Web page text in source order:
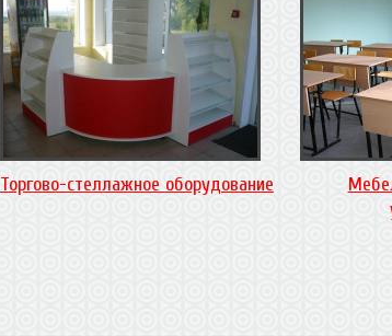
Торгово-стеллажное оборудование